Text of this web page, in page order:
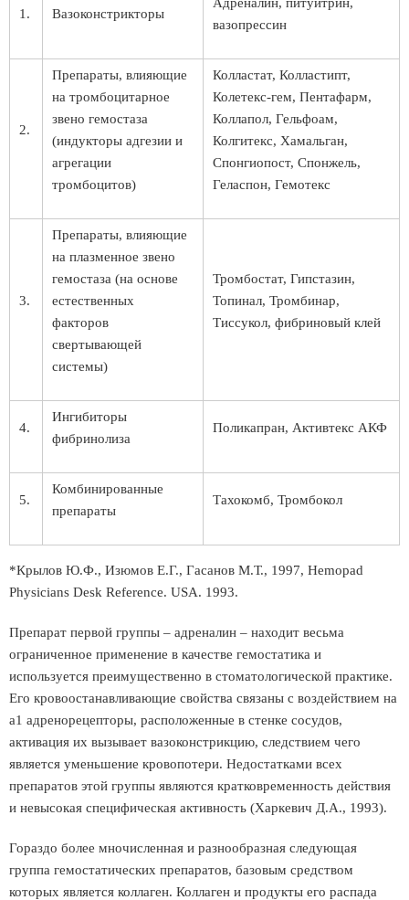
1. Вазоконстрикторы
вазопрессин
2.
Препараты, влияющие
на тромбоцитарное
звено гемостаза
(индукторы адгезии и
агрегации
тромбоцитов)
Колластат, Колластипт,
Колетекс-гем, Пентафарм,
Коллапол, Гельфоам,
Колгитекс, Хамальган,
Спонгиопост, Спонжель,
Геласпон, Гемотекс
3.
Препараты, влияющие
на плазменное звено
гемостаза (на основе
естественных
факторов
свертывающей
системы)
Тромбостат, Гипстазин,
Топинал, Тромбинар,
Тиссукол, фибриновый клей
4.
Ингибиторы
фибринолиза
Поликапран, Активтекс АКФ
5.
Комбинированные
препараты
Тахокомб, Тромбокол
*Крылов Ю.Ф., Изюмов Е.Г., Гасанов М.Т., 1997, Hemopad
Physicians Desk Reference. USA. 1993.
Препарат первой группы – адреналин – находит весьма
ограниченное применение в качестве гемостатика и
используется преимущественно в стоматологической практике.
Его кровоостанавливающие свойства связаны с воздействием на
а1 адренорецепторы, расположенные в стенке сосудов,
активация их вызывает вазоконстрикцию, следствием чего
является уменьшение кровопотери. Недостатками всех
препаратов этой группы являются кратковременность действия
и невысокая специфическая активность (Харкевич Д.А., 1993).
Гораздо более мночисленная и разнообразная следующая
группа гемостатических препаратов, базовым средством
которых является коллаген. Коллаген и продукты его распада